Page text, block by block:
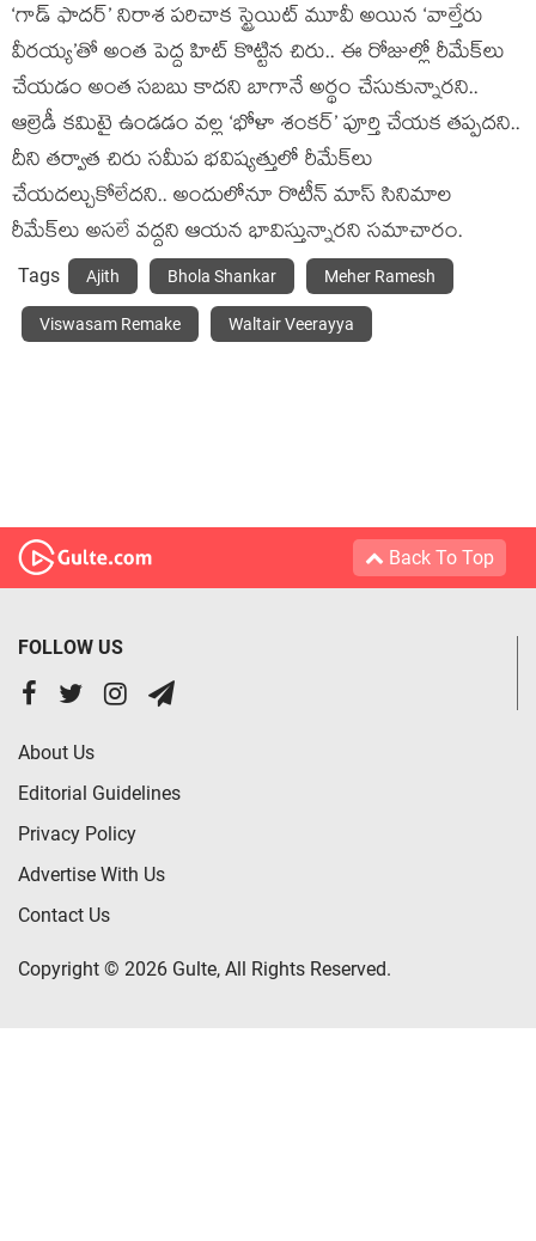
‘గాడ్ ఫాదర్’ నిరాశ పరిచాక స్ట్రెయిట్ మూవీ అయిన ‘వాల్తేరు
వీరయ్య’తో అంత పెద్ద హిట్ కొట్టిన చిరు.. ఈ రోజుల్లో రీమేక్‌లు
చేయడం అంత సబబు కాదని బాగానే అర్థం చేసుకున్నారని..
ఆల్రెడీ కమిటై ఉండడం వల్ల ‘భోళా శంకర్’ పూర్తి చేయక తప్పదని..
దీని తర్వాత చిరు సమీప భవిష్యత్తులో రీమేక్‌లు
చేయదల్చుకోలేదని.. అందులోనూ రొటీన్ మాస్ సినిమాల
రీమేక్‌లు అసలే వద్దని ఆయన భావిస్తున్నారని సమాచారం.
Tags Ajith Bhola Shankar Meher Ramesh
Viswasam Remake Waltair Veerayya
Back To Top
FOLLOW US
About Us
Editorial Guidelines
Privacy Policy
Advertise With Us
Contact Us
Copyright © 2026 Gulte, All Rights Reserved.